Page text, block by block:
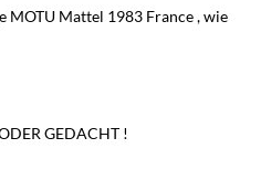
MOTU Mattel 1983 France , wie
GEDACHT !